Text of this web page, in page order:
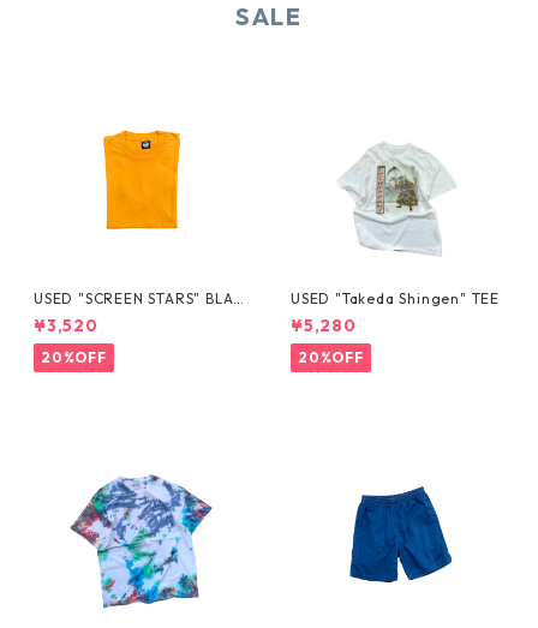
SALE
USED "SCREEN STARS" BLAN
K TEE
¥3,520
20%OFF
USED "Takeda Shingen" TEE
¥5,280
20%OFF